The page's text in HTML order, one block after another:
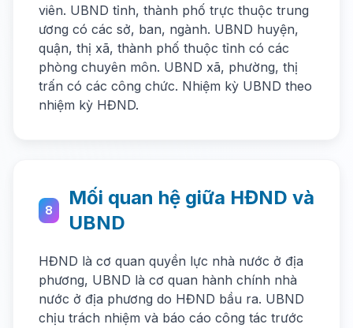
viên. UBND tỉnh, thành phố trực thuộc trung
ương có các sở, ban, ngành. UBND huyện,
quận, thị xã, thành phố thuộc tỉnh có các
phòng chuyên môn. UBND xã, phường, thị
trấn có các công chức. Nhiệm kỳ UBND theo
nhiệm kỳ HĐND.
8
Mối quan hệ giữa HĐND và
UBND
HĐND là cơ quan quyền lực nhà nước ở địa
phương, UBND là cơ quan hành chính nhà
nước ở địa phương do HĐND bầu ra. UBND
chịu trách nhiệm và báo cáo công tác trước